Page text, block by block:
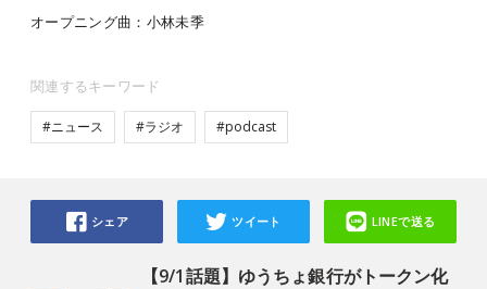
オープニング曲：小林未季
関連するキーワード
#ニュース #ラジオ #podcast
【9/1話題】ゆうちょ銀行がトークン化
シェア ツイート LINEで送る